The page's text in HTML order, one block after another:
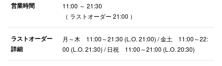
営業時間
11:00 ～ 21:30
（ ラストオーダー 21:00 ）
ラストオーダー
詳細
月～木 11:00～21:30 (L.O. 21:00) / 金土 11:00～22:
00 (L.O. 21:30) / 日祝 11:00～21:00 (L.O. 20:30)